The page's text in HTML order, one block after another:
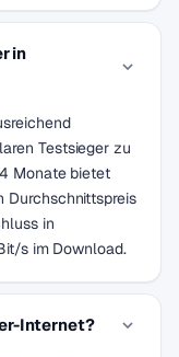
in
Testsieger zu
Monate bietet
Durchschnittspreis
in
s im Download.
Internet?